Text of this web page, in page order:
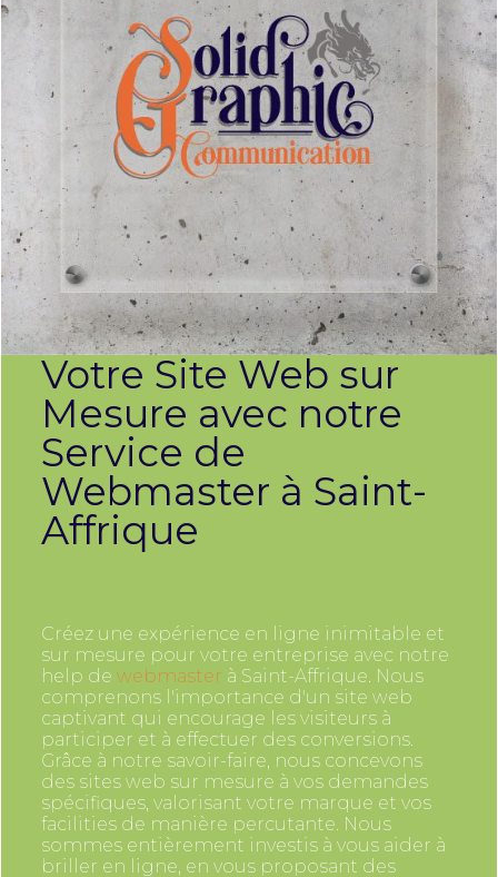
Votre Site Web sur
Mesure avec notre
Service de
Webmaster à Saint-
Affrique
Créez une expérience en ligne inimitable et
sur mesure pour votre entreprise avec notre
help de webmaster à Saint-Affrique. Nous
comprenons l'importance d'un site web
captivant qui encourage les visiteurs à
participer et à effectuer des conversions.
Grâce à notre savoir-faire, nous concevons
des sites web sur mesure à vos demandes
spécifiques, valorisant votre marque et vos
facilities de manière percutante. Nous
sommes entièrement investis à vous aider à
briller en ligne, en vous proposant des